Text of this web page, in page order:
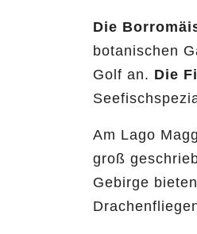
Die
botanischen
Golf an. Die
Am Lago
groß
Gebirge